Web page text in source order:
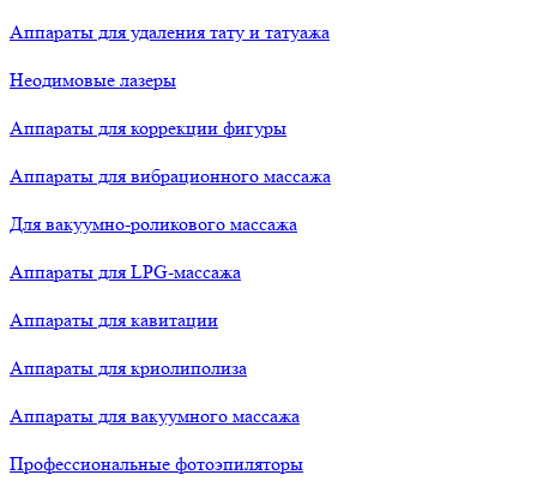
Аппараты для удаления тату и татуажа
Неодимовые лазеры
Аппараты для коррекции фигуры
Аппараты для вибрационного массажа
Для вакуумно-роликового массажа
Аппараты для LPG-массажа
Аппараты для кавитации
Аппараты для криолиполиза
Аппараты для вакуумного массажа
Профессиональные фотоэпиляторы